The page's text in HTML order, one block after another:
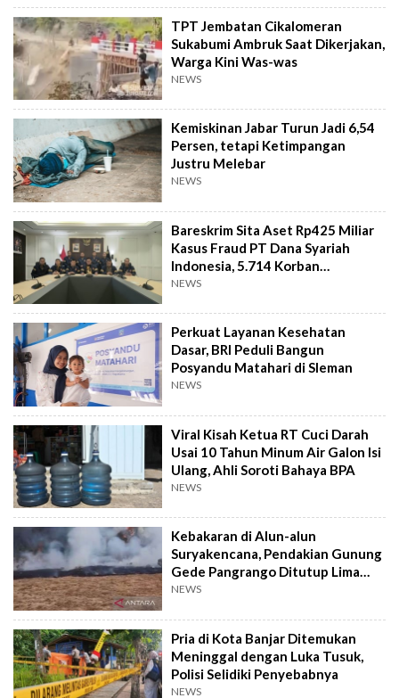
TPT Jembatan Cikalomeran
Sukabumi Ambruk Saat Dikerjakan,
Warga Kini Was-was
NEWS
Kemiskinan Jabar Turun Jadi 6,54
Persen, tetapi Ketimpangan
Justru Melebar
NEWS
Bareskrim Sita Aset Rp425 Miliar
Kasus Fraud PT Dana Syariah
Indonesia, 5.714 Korban
Terverifikasai
NEWS
Perkuat Layanan Kesehatan
Dasar, BRI Peduli Bangun
Posyandu Matahari di Sleman
NEWS
Viral Kisah Ketua RT Cuci Darah
Usai 10 Tahun Minum Air Galon Isi
Ulang, Ahli Soroti Bahaya BPA
NEWS
Kebakaran di Alun-alun
Suryakencana, Pendakian Gunung
Gede Pangrango Ditutup Lima
Hari
NEWS
Pria di Kota Banjar Ditemukan
Meninggal dengan Luka Tusuk,
Polisi Selidiki Penyebabnya
NEWS